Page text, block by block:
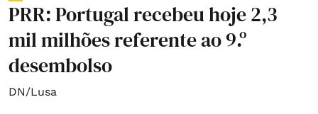
PRR: Portugal recebeu hoje 2,3
mil milhões referente ao 9.º
desembolso
DN/Lusa